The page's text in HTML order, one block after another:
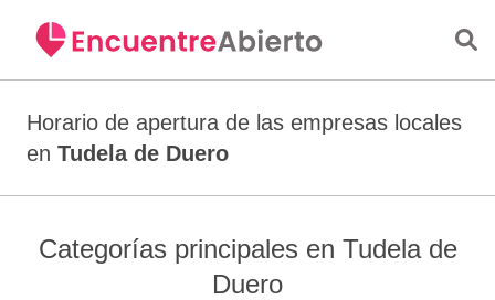
Horario de apertura de las empresas locales
en Tudela de Duero
Categorías principales en Tudela de
Duero